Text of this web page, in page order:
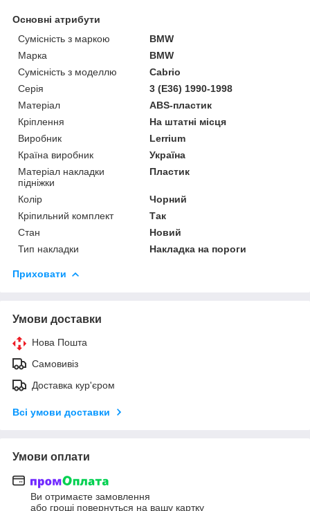
Основні атрибути
Сумісність з маркою
BMW
Марка
BMW
Сумісність з моделлю
Cabrio
Серія
3 (E36) 1990-1998
Матеріал
ABS-пластик
Кріплення
На штатні місця
Виробник
Lerrium
Країна виробник
Україна
Матеріал накладки
підніжки
Пластик
Колір
Чорний
Кріпильний комплект
Так
Стан
Новий
Тип накладки
Накладка на пороги
Приховати
Умови доставки
Нова Пошта
Самовивіз
Доставка кур'єром
Всі умови доставки
Умови оплати
Ви отримаєте замовлення
або гроші повернуться на вашу картку